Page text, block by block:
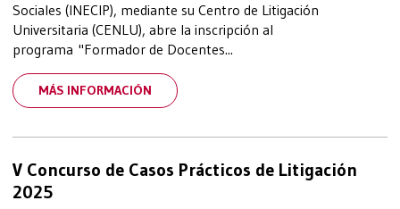
Sociales (INECIP), mediante su Centro de Litigación
Universitaria (CENLU), abre la inscripción al
programa "Formador de Docentes...
MÁS INFORMACIÓN
V Concurso de Casos Prácticos de Litigación
2025